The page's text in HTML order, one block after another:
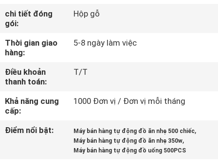
KIỂM
SOÁT
CHẤT
LƯỢNG
LIÊN
HỆ
CHÚNG
chi tiết đóng
gói:
Hộp gỗ
Thời gian giao
hàng:
5-8 ngày làm việc
Điều khoản
thanh toán:
T/T
Khả năng cung
cấp:
1000 Đơn vị / Đơn vị mỗi tháng
Điểm nổi bật: Máy bán hàng tự động đồ ăn nhẹ 500 chiếc,
Máy bán hàng tự động đồ ăn nhẹ 350w,
Máy bán hàng tự động đồ uống 500PCS